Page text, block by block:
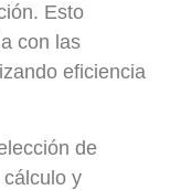
Esto
con las
eficiencia
de
y